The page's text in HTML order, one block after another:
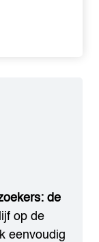
de
op de
eenvoudig